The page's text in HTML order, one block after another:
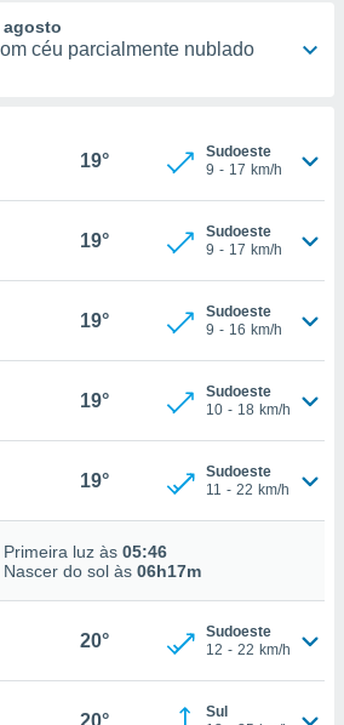
agosto
céu parcialmente nublado
19°
Sudoeste
9 - 17 km/h
19°
Sudoeste
9 - 17 km/h
19°
Sudoeste
9 - 16 km/h
19°
Sudoeste
10 - 18 km/h
19°
Sudoeste
11 - 22 km/h
Primeira luz às 05:46
Nascer do sol às 06h17m
20°
Sudoeste
12 - 22 km/h
20°
Sul